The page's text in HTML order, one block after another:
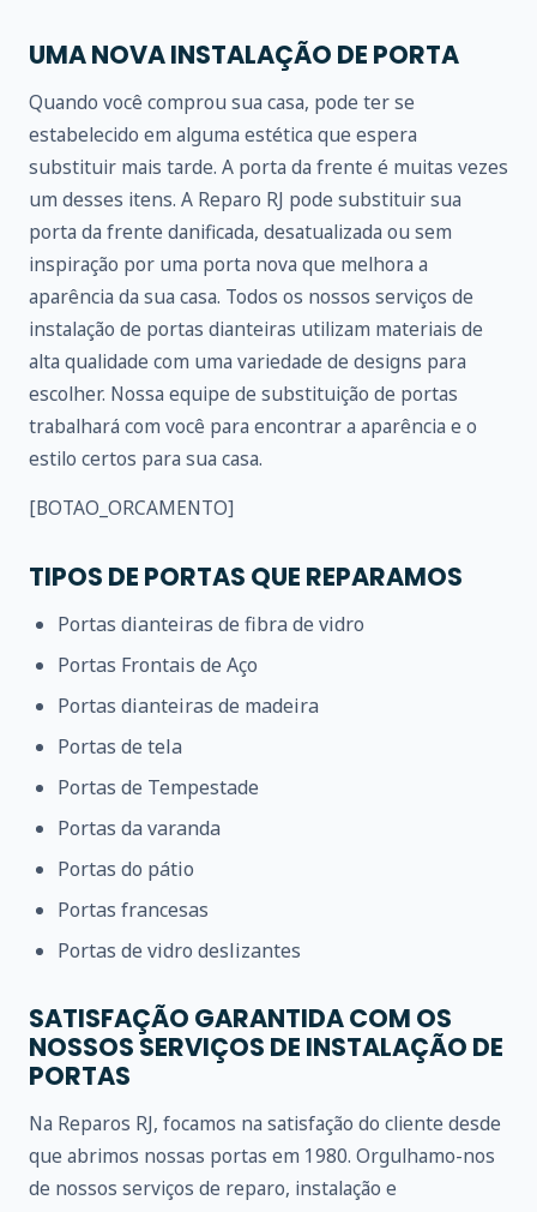
UMA NOVA INSTALAÇÃO DE PORTA
Quando você comprou sua casa, pode ter se
estabelecido em alguma estética que espera
substituir mais tarde. A porta da frente é muitas vezes
um desses itens. A Reparo RJ pode substituir sua
porta da frente danificada, desatualizada ou sem
inspiração por uma porta nova que melhora a
aparência da sua casa. Todos os nossos serviços de
instalação de portas dianteiras utilizam materiais de
alta qualidade com uma variedade de designs para
escolher. Nossa equipe de substituição de portas
trabalhará com você para encontrar a aparência e o
estilo certos para sua casa.
[BOTAO_ORCAMENTO]
TIPOS DE PORTAS QUE REPARAMOS
Portas dianteiras de fibra de vidro
Portas Frontais de Aço
Portas dianteiras de madeira
Portas de tela
Portas de Tempestade
Portas da varanda
Portas do pátio
Portas francesas
Portas de vidro deslizantes
SATISFAÇÃO GARANTIDA COM OS
NOSSOS SERVIÇOS DE INSTALAÇÃO DE
PORTAS
Na Reparos RJ, focamos na satisfação do cliente desde
que abrimos nossas portas em 1980. Orgulhamo-nos
de nossos serviços de reparo, instalação e